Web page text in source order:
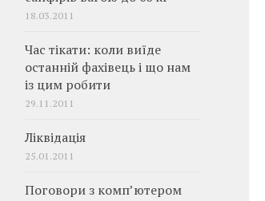
18.03.2011
Час тікати: коли виїде
останній фахівець і що нам
із цим робити
29.11.2011
Ліквідація
25.01.2011
Поговори з комп’ютером